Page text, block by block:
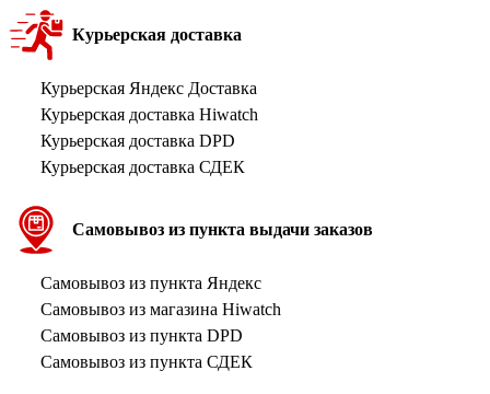
Курьерская доставка
Курьерская Яндекс Доставка
Курьерская доставка Hiwatch
Курьерская доставка DPD
Курьерская доставка СДЕК
Самовывоз из пункта выдачи заказов
Самовывоз из пункта Яндекс
Самовывоз из магазина Hiwatch
Самовывоз из пункта DPD
Самовывоз из пункта СДЕК